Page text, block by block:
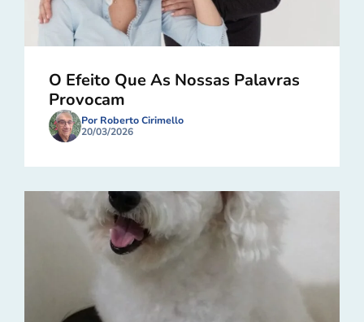
O Efeito Que As Nossas Palavras
Provocam
Por Roberto Cirimello
20/03/2026